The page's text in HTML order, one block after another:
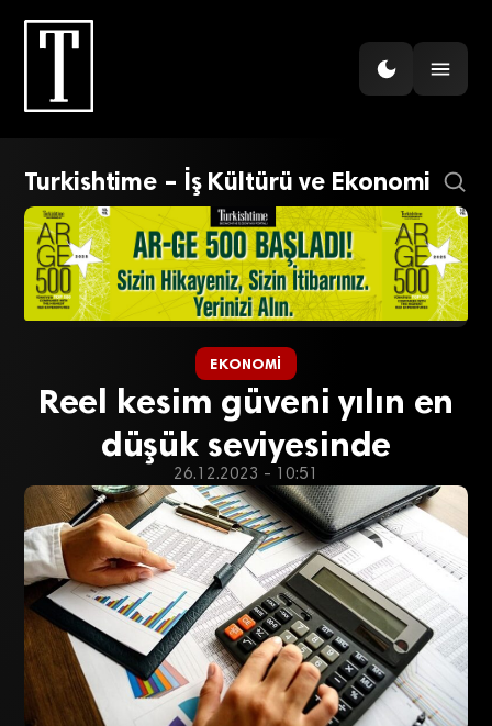
Turkishtime – İş Kültürü ve Ekonomi
EKONOMI
Reel kesim güveni yılın en
düşük seviyesinde
26.12.2023 - 10:51